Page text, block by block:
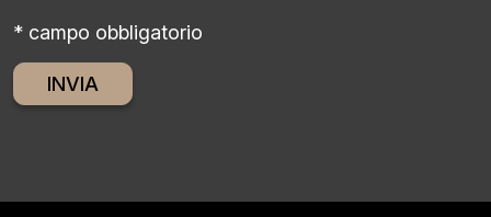
* campo obbligatorio